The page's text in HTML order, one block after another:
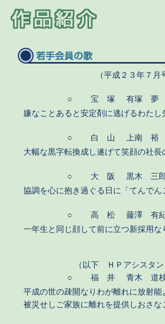
（平成２３年７
○ 宝 塚
有塚 夢
嫌なことあると安定剤に逃げるわた
○ 白 山
上南 裕
大幅な黒字転換成し遂げて笑顔の社長
○ 大 阪
黒木 三
協調を心に抱き過ぐる日に「てんで
○ 高 松
藤澤 有
一年生と同じ顔して前に立つ新採用な
（以下 ＨＰアシスタ
○
福 井
青木 道
平成の世の疎開なりわが離れに放射能
被災せしご家族に離れを提供しおさな